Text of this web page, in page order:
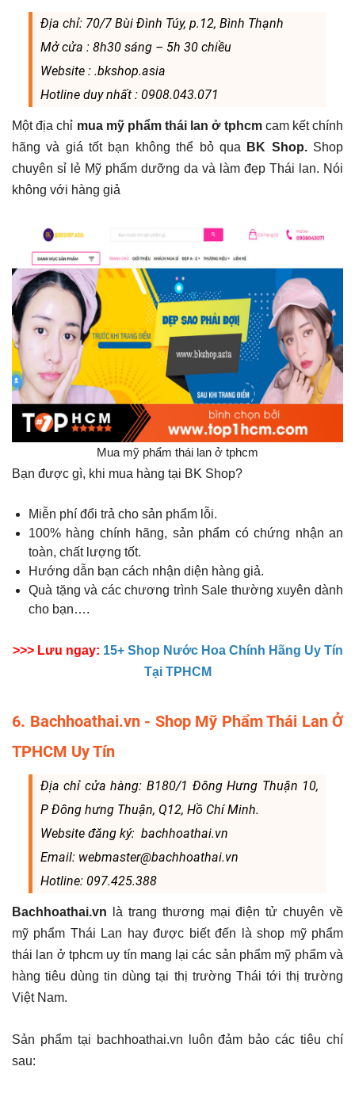
Địa chỉ: 70/7 Bùi Đình Túy, p.12, Bình Thạnh
Mở cửa : 8h30 sáng – 5h 30 chiều
Website : .bkshop.asia
Hotline duy nhất : 0908.043.071
Một địa chỉ mua mỹ phẩm thái lan ở tphcm cam kết chính
hãng và giá tốt bạn không thể bỏ qua
BK Shop.Shop
chuyên sỉ lẻ Mỹ phẩm dưỡng da và làm đẹp Thái lan. Nói
không với hàng giả
Mua mỹ phẩm thái lan ở tphcm
Bạn được gì, khi mua hàng tại BK Shop?
Miễn phí đổi trả cho sản phẩm lỗi.
100% hàng chính hãng, sản phẩm có chứng nhận an
toàn, chất lượng tốt.
Hướng dẫn bạn cách nhận diện hàng giả.
Quà tặng và các chương trình Sale thường xuyên dành
cho bạn….
>>> Lưu ngay: 15+ Shop Nước Hoa Chính Hãng Uy Tín
Tại TPHCM
6. Bachhoathai.vn - Shop Mỹ Phẩm Thái Lan Ở
TPHCM Uy Tín
Địa chỉ cửa hàng: B180/1 Đông Hưng Thuận 10,
P Đông hưng Thuận, Q12, Hồ Chí Minh.
Website đăng ký: bachhoathai.vn
Email: webmaster@bachhoathai.vn
Hotline: 097.425.388
Bachhoathai.vn là trang thương mại điện tử chuyên về
mỹ phẩm Thái Lan hay được biết đến là shop mỹ phẩm
thái lan ở tphcm uy tín mang lại các sản phẩm mỹ phẩm và
hàng tiêu dùng tin dùng tại thị trường Thái tới thị trường
Việt Nam.
Sản phẩm tại bachhoathai.vn luôn đảm bảo các tiêu chí
sau: